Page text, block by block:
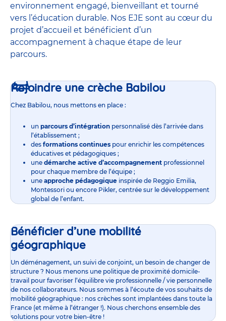
environnement engagé, bienveillant et tourné
vers l’éducation durable. Nos EJE sont au cœur du
projet d’accueil et bénéficient d’un
accompagnement à chaque étape de leur
parcours.
Rejoindre une crèche Babilou
Chez Babilou, nous mettons en place :
un parcours d’intégration personnalisé dès l’arrivée dans
l’établissement ;
des formations continues pour enrichir les compétences
éducatives et pédagogiques ;
une démarche active d’accompagnement professionnel
pour chaque membre de l’équipe ;
une approche pédagogique inspirée de Reggio Emilia,
Montessori ou encore Pikler, centrée sur le développement
global de l’enfant.
Bénéficier d’une mobilité
géographique
Un déménagement, un suivi de conjoint, un besoin de changer de
structure ? Nous menons une politique de proximité domicile-
travail pour favoriser l’équilibre vie professionnelle / vie personnelle
de nos collaborateurs. Nous sommes à l’écoute de vos souhaits de
mobilité géographique : nos crèches sont implantées dans toute la
France (et même à l’étranger !). Nous cherchons ensemble des
solutions pour votre bien-être !